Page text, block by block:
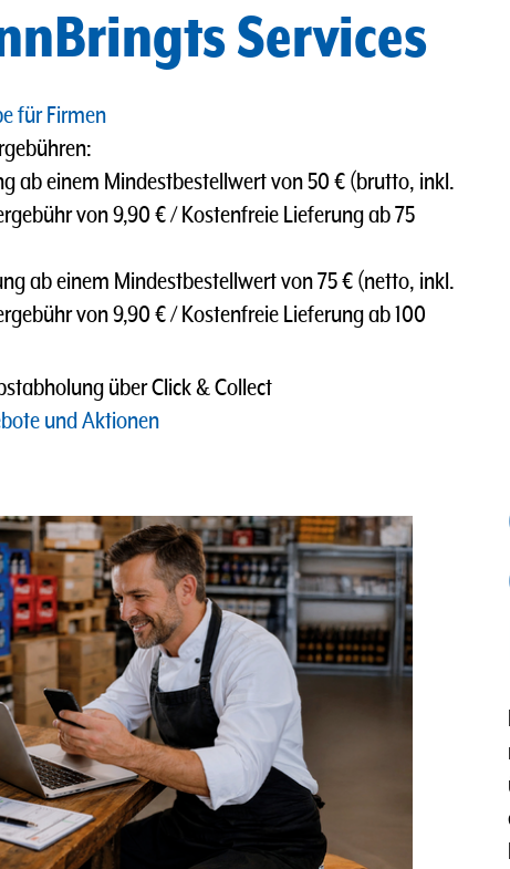
Services
für Firmen
ab einem Mindestbestellwert von 50 € (brutto, inkl.
von 9,90 € / Kostenfreie Lieferung ab 75
ab einem Mindestbestellwert von 75 € (netto, inkl.
von 9,90 € / Kostenfreie Lieferung ab 100
über Click & Collect
und Aktionen